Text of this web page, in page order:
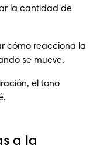
la cantidad de
cómo reacciona la
se mueve.
el tono
.
a la